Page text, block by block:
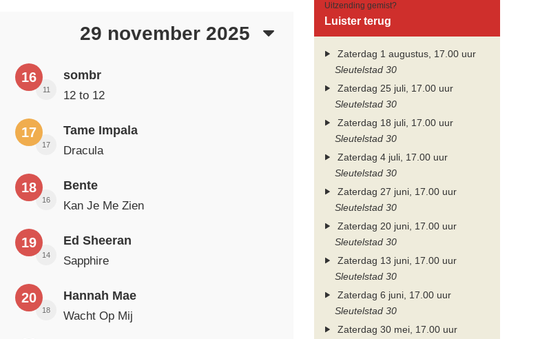
29 november 2025
16
11
sombr
12 to 12
17
17
Tame Impala
Dracula
18
16
Bente
Kan Je Me Zien
19
14
Ed Sheeran
Sapphire
20
18
Hannah Mae
Wacht Op Mij
Uitzending gemist?
Luister terug
Zaterdag 1 augustus, 17.00 uur
Sleutelstad 30
Zaterdag 25 juli, 17.00 uur
Sleutelstad 30
Zaterdag 18 juli, 17.00 uur
Sleutelstad 30
Zaterdag 4 juli, 17.00 uur
Sleutelstad 30
Zaterdag 27 juni, 17.00 uur
Sleutelstad 30
Zaterdag 20 juni, 17.00 uur
Sleutelstad 30
Zaterdag 13 juni, 17.00 uur
Sleutelstad 30
Zaterdag 6 juni, 17.00 uur
Sleutelstad 30
Zaterdag 30 mei, 17.00 uur